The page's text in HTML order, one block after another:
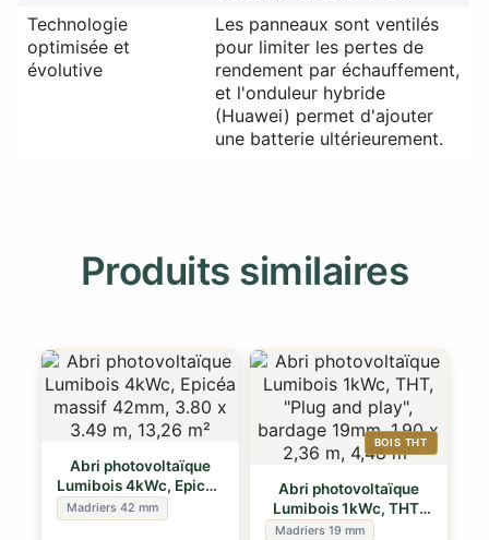
Technologie
optimisée et
évolutive
Les panneaux sont ventilés
pour limiter les pertes de
rendement par échauffement,
et l'onduleur hybride
(Huawei) permet d'ajouter
une batterie ultérieurement.
Produits similaires
Abri photovoltaïque
Lumibois 4kWc, Epicéa
massif 42m…
Madriers 42 mm
BOIS THT
Abri photovoltaïque
Lumibois 1kWc, THT,
"Plug and pl…
Madriers 19 mm